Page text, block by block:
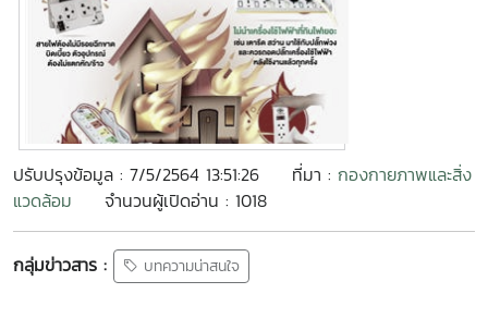
ปรับปรุงข้อมูล : 7/5/2564 13:51:26 ที่มา : กองกายภาพและสิ่ง
แวดล้อม
จำนวนผู้เปิดอ่าน : 1018
กลุ่มข่าวสาร : บทความน่าสนใจ